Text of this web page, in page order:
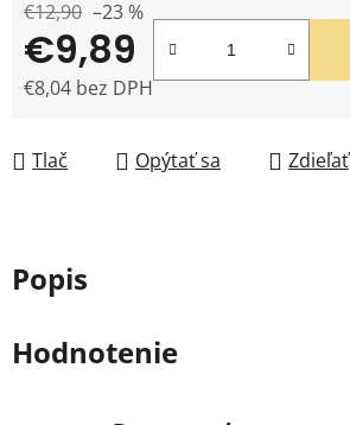
€12,90 –23 %
€9,89
€8,04 bez DPH
Tlač Opýtať sa Zdieľať
Popis
Hodnotenie